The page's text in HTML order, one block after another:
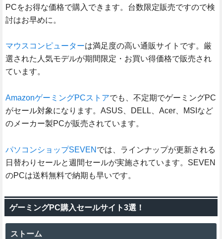
PCをお得な価格で購入できます。台数限定販売ですので検
討はお早めに。
マウスコンピューターは満足度の高い通販サイトです。厳
選された人気モデルが期間限定・お買い得価格で販売され
ています。
AmazonゲーミングPCストアでも、不定期でゲーミングPC
がセール対象になります。ASUS、DELL、Acer、MSIなど
のメーカー製PCが販売されています。
パソコンショップSEVEN では、ラインナップが更新される
日替わりセールと週間セールが実施されています。SEVEN
のPCは送料無料で納期も早いです。
ゲーミングPC購入セールサイト3選！
ストーム